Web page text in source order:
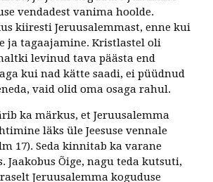
vendadest vanima hoolde.
kiiresti Jeruusalemmast, enne kui
ja tagaajamine. Kristlastel oli
levinud tava päästa end
kui nad kätte saadi, ei püüdnud
vaid olid oma osaga rahul.
ka märkus, et Jeruusalemma
läks üle Jeesuse vennale
17). Seda kinnitab ka varane
Õige, nagu teda kutsuti,
Jeruusalemma koguduse